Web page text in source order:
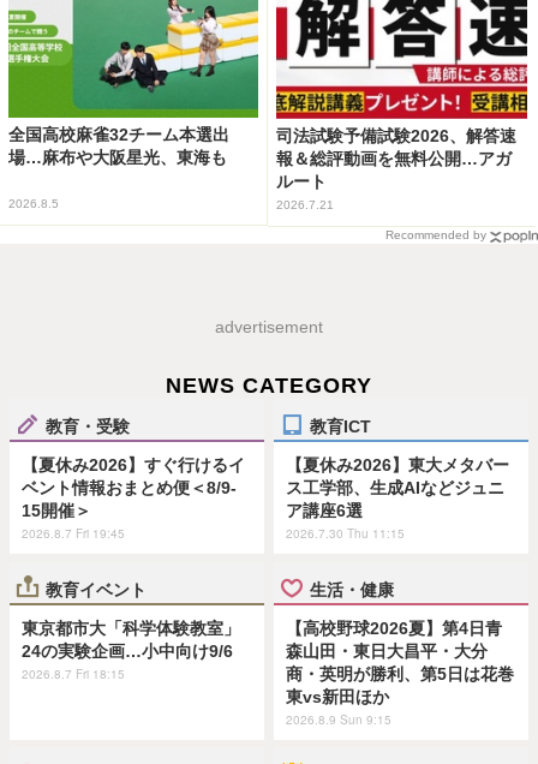
全国高校麻雀32チーム本選出
場…麻布や大阪星光、東海も
2026.8.5
司法試験予備試験2026、解答速
報＆総評動画を無料公開…アガ
ルート
2026.7.21
Recommended by
advertisement
NEWS CATEGORY
教育・受験
【夏休み2026】すぐ行けるイ
ベント情報おまとめ便＜8/9-
15開催＞
2026.8.7 Fri 19:45
教育ICT
【夏休み2026】東大メタバー
ス工学部、生成AIなどジュニ
ア講座6選
2026.7.30 Thu 11:15
教育イベント
東京都市大「科学体験教室」
24の実験企画…小中向け9/6
2026.8.7 Fri 18:15
生活・健康
【高校野球2026夏】第4日青
森山田・東日大昌平・大分
商・英明が勝利、第5日は花巻
東vs新田ほか
2026.8.9 Sun 9:15